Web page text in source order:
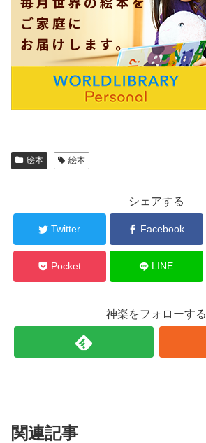
絵本 絵本
シェアする
Twitter Facebook
Pocket LINE
神楽をフォローする
関連記事